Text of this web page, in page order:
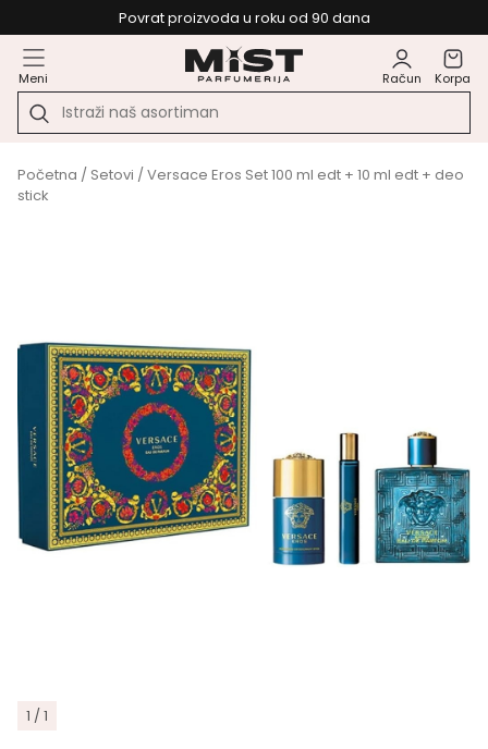
Povrat proizvoda u roku od 90 dana
Meni Račun Korpa
Početna / Setovi / Versace Eros Set 100 ml edt + 10 ml edt + deo
stick
1 / 1